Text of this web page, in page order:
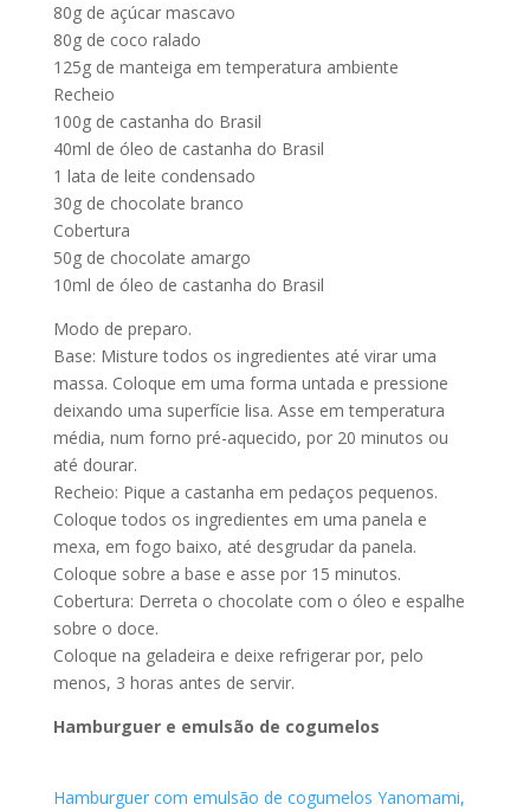
80g de açúcar mascavo
80g de coco ralado
125g de manteiga em temperatura ambiente
Recheio
100g de castanha do Brasil
40ml de óleo de castanha do Brasil
1 lata de leite condensado
30g de chocolate branco
Cobertura
50g de chocolate amargo
10ml de óleo de castanha do Brasil
Modo de preparo.
Base: Misture todos os ingredientes até virar uma
massa. Coloque em uma forma untada e pressione
deixando uma superfície lisa. Asse em temperatura
média, num forno pré-aquecido, por 20 minutos ou
até dourar.
Recheio: Pique a castanha em pedaços pequenos.
Coloque todos os ingredientes em uma panela e
mexa, em fogo baixo, até desgrudar da panela.
Coloque sobre a base e asse por 15 minutos.
Cobertura: Derreta o chocolate com o óleo e espalhe
sobre o doce.
Coloque na geladeira e deixe refrigerar por, pelo
menos, 3 horas antes de servir.
Hamburguer e emulsão de cogumelos
Hamburguer com emulsão de cogumelos Yanomami,